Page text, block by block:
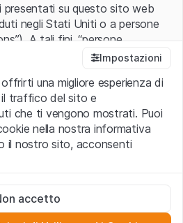
su questo sito web
negli Stati Uniti o a persone
A tali fini, “persone
nel significato ad esse ascritto
residenti negli Stati Uniti
azioni e le altre forme societarie
informazioni legali
(di seguito, il “Sito”) si dichiara
le condizioni di utilizzo ivi rese
Impostazioni
una migliore esperienza di
il traffico del sito e
che ti vengono mostrati. Puoi
nella nostra informativa
il nostro sito, acconsenti
per il funzionamento del sito
disattivati.
accetto